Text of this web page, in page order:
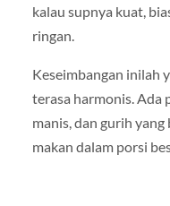
kalau supnya kuat,
ringan.
Keseimbangan inilah
terasa harmonis. Ada
manis, dan gurih
makan dalam porsi